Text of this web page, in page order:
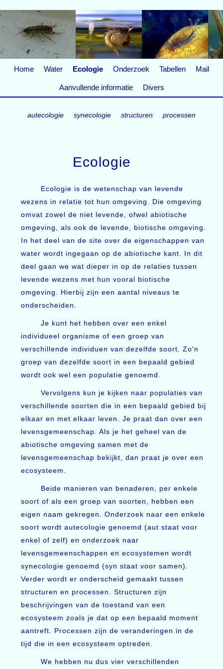
Home Water Ecologie Onderzoek Tabellen Mail
Aanvullende informatie Divers
autecologie synecologie structuren processen
Ecologie
Ecologie is de wetenschap van levende
wezens in relatie tot hun omgeving. Die omgeving
omvat zowel de niet levende, ofwel abiotische
omgeving, als ook de levende, biotische omgeving.
In het deel van de site over de eigenschappen van
water wordt ingegaan op de abiotische kant. In dit
deel gaan we wat dieper in op de relaties tussen
levende wezens met hun vooral biotische
omgeving. Hierbij zijn een aantal niveaus te
onderscheiden.
Je kunt het hebben over een enkel
individueel organisme of een groep van
verschillende individuen van dezelfde soort. Zo'n
groep van dezelfde soort in een bepaald gebied
wordt ook wel een populatie genoemd.
Vervolgens kun je kijken naar populaties van
verschillende soorten die in een bepaald gebied bij
elkaar en met elkaar leven. Je praat dan over een
levensgemeenschap. Als je het geheel van de
abiotische omgeving samen met de
levensgemeenschap bekijkt, dan praat je over een
ecosysteem.
Beide manieren van benaderen, per enkele
soort of als een groep van soorten, hebben een
eigen naam gekregen. Onderzoek naar een enkele
soort wordt autecologie genoemd (aut staat voor
enkel of zelf) en onderzoek naar
levensgemeenschappen en ecosystemen wordt
synecologie genoemd (syn staat voor samen).
Verder wordt er onderscheid gemaakt tussen
structuren en processen. Structuren zijn
beschrijvingen van de toestand van een
ecosysteem zoals je dat op een bepaald moment
aantreft. Processen zijn de veranderingen in de
tijd die in een ecosysteem optreden.
We hebben nu dus vier verschillenden